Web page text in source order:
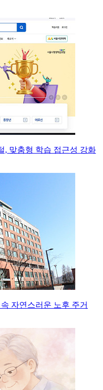
, 맞춤형 학습 접근성 강화
자연스러운 노후 주거